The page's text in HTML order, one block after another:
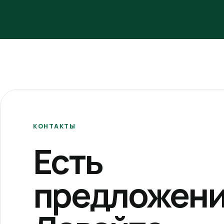
КОНТАКТЫ
Есть